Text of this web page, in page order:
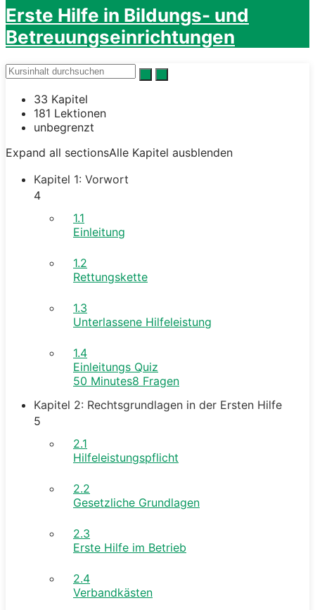
Erste Hilfe in Bildungs- und
Betreuungseinrichtungen
33 Kapitel
181 Lektionen
unbegrenzt
Expand all sectionsAlle Kapitel ausblenden
Kapitel 1: Vorwort
4
1.1
Einleitung
1.2
Rettungskette
1.3
Unterlassene Hilfeleistung
1.4
Einleitungs Quiz
50 Minutes8 Fragen
Kapitel 2: Rechtsgrundlagen in der Ersten Hilfe
5
2.1
Hilfeleistungspflicht
2.2
Gesetzliche Grundlagen
2.3
Erste Hilfe im Betrieb
2.4
Verbandkästen